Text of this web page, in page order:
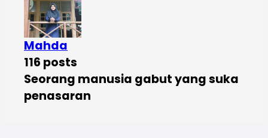
Mahda
116 posts
Seorang manusia gabut yang suka
penasaran